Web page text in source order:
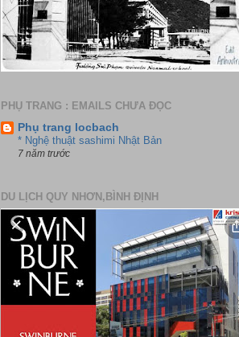
PHỤ TRANG : EMAILS CHƯA ĐỌC
Phụ trang locbach
* Nghệ thuật sashimi Nhật Bản
7 năm trước
DU LỊCH QUY NHƠN,BÌNH ĐỊNH